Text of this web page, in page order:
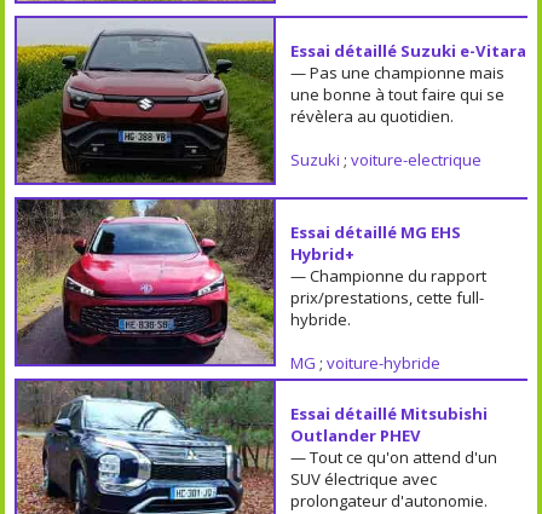
Essai détaillé Suzuki e-Vitara
— Pas une championne mais
une bonne à tout faire qui se
révèlera au quotidien.
Suzuki ; voiture-electrique
Essai détaillé MG EHS
Hybrid+
— Championne du rapport
prix/prestations, cette full-
hybride.
MG ; voiture-hybride
Essai détaillé Mitsubishi
Outlander PHEV
— Tout ce qu'on attend d'un
SUV électrique avec
prolongateur d'autonomie.